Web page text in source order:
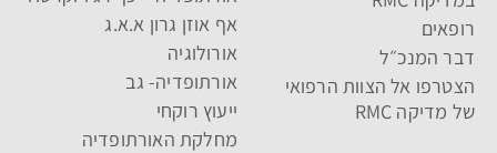
רופאים
דבר המנכ״ל
הצטרפו אל הצוות הרפואי
של מדיקה RMC
אף אוזן גרון א.א.ג
אורולוגיה
אורתופדיה- גב
ייעוץ רוקחי
מחלקת האורתופדיה